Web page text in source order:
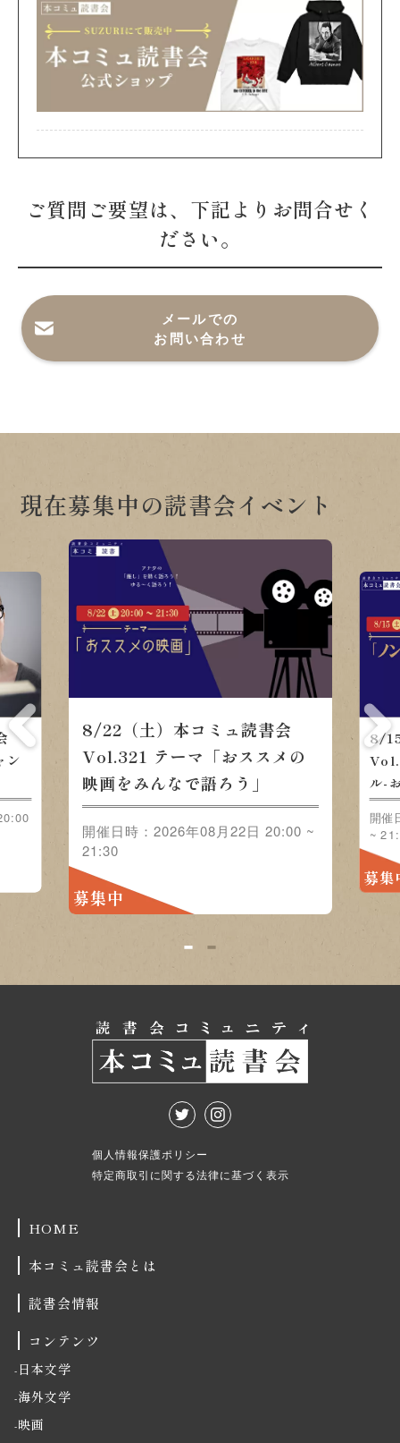
ご質問ご要望は、下記よりお問合せく
ださい。
メールでの
お問い合わせ
現在募集中の読書会イベント
ン
8/22（土）本コミュ読書会
Vol.321 テーマ「おススメの
映画をみんなで語ろう」
開催日時：2026年08月22日 20:00 ~
21:30
募集中
8/
ル-
開催
~
募集
1 2
個人情報保護ポリシー
特定商取引に関する法律に基づく表示
HOME
本コミュ読書会とは
読書会情報
コンテンツ
日本文学
海外文学
映画